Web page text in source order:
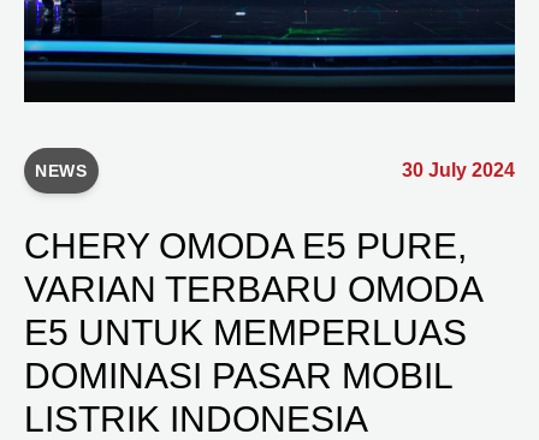
NEWS 30 July 2024
CHERY OMODA E5 PURE,
VARIAN TERBARU OMODA
E5 UNTUK MEMPERLUAS
DOMINASI PASAR MOBIL
LISTRIK INDONESIA